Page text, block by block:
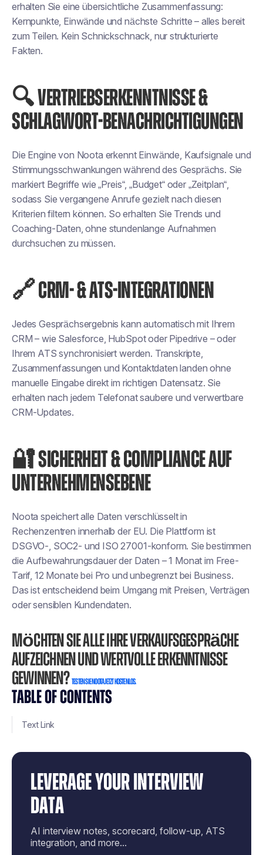
TABLE OF CONTENTS
Text Link
LEVERAGE YOUR INTERVIEW
DATA
AI interview notes, scorecard, follow-up, ATS
integration, and more...
erhalten Sie eine übersichtliche Zusammenfassung:
Kernpunkte, Einwände und nächste Schritte – alles bereit
zum Teilen. Kein Schnickschnack, nur strukturierte
Fakten.
🔍 VERTRIEBSERKENNTNISSE &
SCHLAGWORT-BENACHRICHTIGUNGEN
Die Engine von Noota erkennt Einwände, Kaufsignale und
Stimmungsschwankungen während des Gesprächs. Sie
markiert Begriffe wie „Preis“, „Budget“ oder „Zeitplan“,
sodass Sie vergangene Anrufe gezielt nach diesen
Kriterien filtern können. So erhalten Sie Trends und
Coaching-Daten, ohne stundenlange Aufnahmen
durchsuchen zu müssen.
🔗 CRM- & ATS-INTEGRATIONEN
Jedes Gesprächsergebnis kann automatisch mit Ihrem
CRM – wie Salesforce, HubSpot oder Pipedrive – oder
Ihrem ATS synchronisiert werden. Transkripte,
Zusammenfassungen und Kontaktdaten landen ohne
manuelle Eingabe direkt im richtigen Datensatz. Sie
erhalten nach jedem Telefonat saubere und verwertbare
CRM-Updates.
🔐 SICHERHEIT & COMPLIANCE AUF
UNTERNEHMENSEBENE
Noota speichert alle Daten verschlüsselt in
Rechenzentren innerhalb der EU. Die Plattform ist
DSGVO-, SOC2- und ISO 27001-konform. Sie bestimmen
die Aufbewahrungsdauer der Daten – 1 Monat im Free-
Tarif, 12 Monate bei Pro und unbegrenzt bei Business.
Das ist entscheidend beim Umgang mit Preisen, Verträgen
oder sensiblen Kundendaten.
Möchten Sie alle Ihre Verkaufsgespräche
aufzeichnen und wertvolle Erkenntnisse
gewinnen? Testen Sie Noota jetzt kostenlos.